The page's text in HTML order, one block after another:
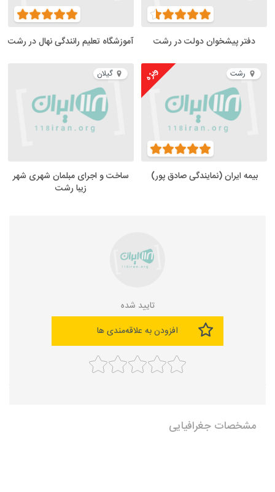
دفتر پیشخوان دولت در رشت آموزشگاه تعلیم رانندگی نهال در رشت
رشت ویژه
بیمه ایران (نمایندگی صادق پور)
گیلان
ساخت و اجرای مبلمان شهری شهر
زیبا رشت
تایید شده
افزودن به علاقه‌مندی ها
مشخصات جغرافیایی